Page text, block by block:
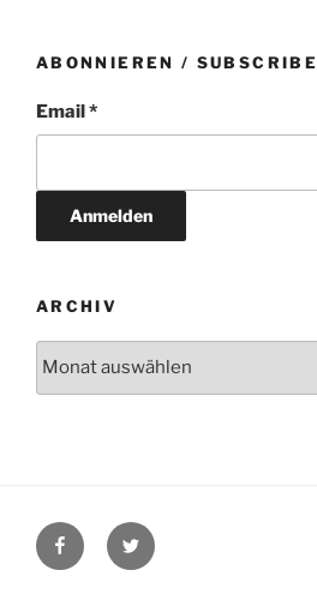
ABONNIEREN / SUBSCRIBE
Email *
ARCHIV
FacebookTwitter